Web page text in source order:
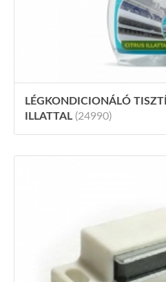
LÉGKONDICIONÁLÓ
ILLATTAL (24990)